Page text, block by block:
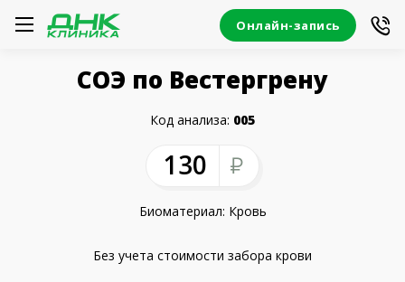
Онлайн-запись
СОЭ по Вестергрену
Код анализа: 005
130
Биоматериал: Кровь
Без учета стоимости забора крови